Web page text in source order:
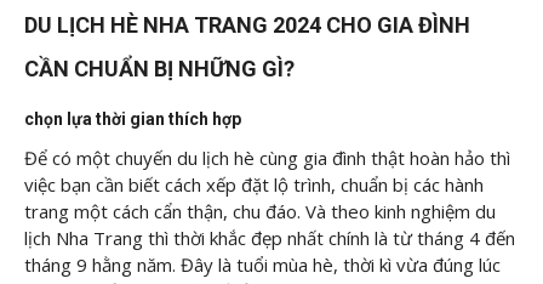
DU LỊCH HÈ NHA TRANG 2024 CHO GIA ĐÌNH
CẦN CHUẨN BỊ NHỮNG GÌ?
chọn lựa thời gian thích hợp
Để có một chuyến du lịch hè cùng gia đình thật hoàn hảo thì
việc bạn cần biết cách xếp đặt lộ trình, chuẩn bị các hành
trang một cách cẩn thận, chu đáo. Và theo kinh nghiệm du
lịch Nha Trang thì thời khắc đẹp nhất chính là từ tháng 4 đến
tháng 9 hằng năm. Đây là tuổi mùa hè, thời kì vừa đúng lúc